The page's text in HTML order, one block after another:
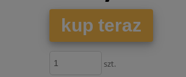
kup teraz
szt.